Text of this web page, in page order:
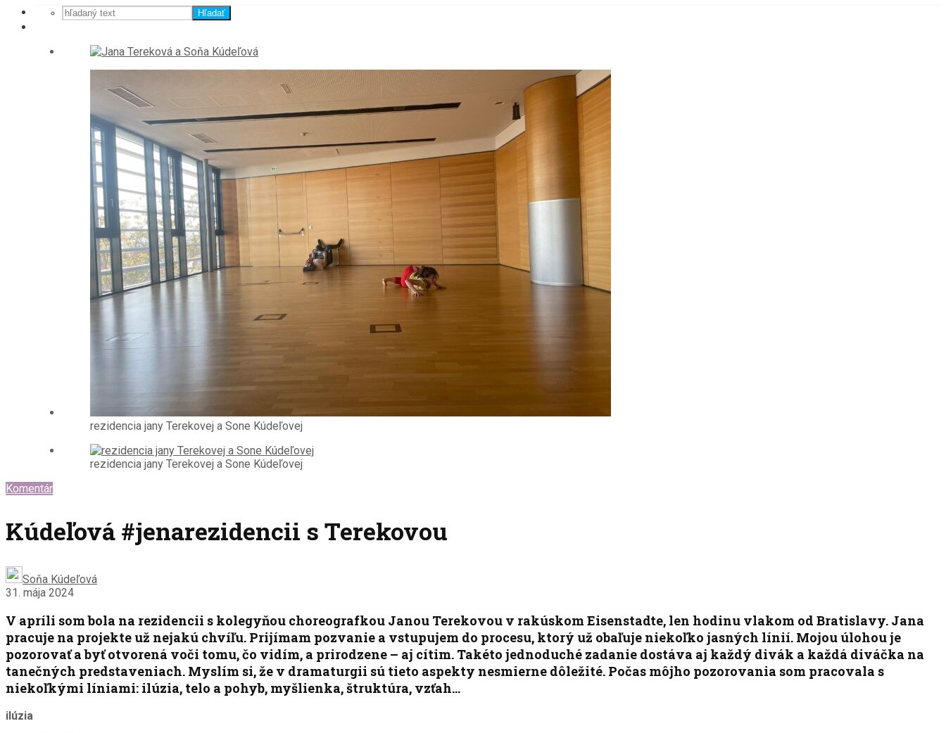
Hľadať
rezidencia jany Terekovej a Sone Kúdeľovej
rezidencia jany Terekovej a Sone Kúdeľovej
Komentár
Kúdeľová #jenarezidencii s Terekovou
Soňa Kúdeľová
31. mája 2024
V apríli som bola na rezidencii s kolegyňou choreografkou Janou Terekovou v rakúskom Eisenstadte, len hodinu vlakom od Bratislavy. Jana
pracuje na projekte už nejakú chvíľu. Prijímam pozvanie a vstupujem do procesu, ktorý už obaľuje niekoľko jasných línií. Mojou úlohou je
pozorovať a byť otvorená voči tomu, čo vidím, a prirodzene – aj cítim. Takéto jednoduché zadanie dostáva aj každý divák a každá diváčka na
tanečných predstaveniach. Myslím si, že v dramaturgii sú tieto aspekty nesmierne dôležité. Počas môjho pozorovania som pracovala s
niekoľkými líniami: ilúzia, telo a pohyb, myšlienka, štruktúra, vzťah…
ilúzia